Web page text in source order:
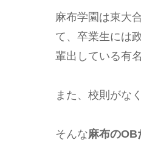
麻布学園は東大
て、卒業生には
輩出している有
また、校則がな
そんな麻布のOB